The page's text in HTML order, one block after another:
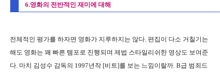
6.영화의 전반적인 재미에 대해
전체적인 평가를 하자면 영화가 지루하지는 않다. 편집이 다소 거칠기는
해도 영화는 꽤 빠른 템포로 진행되며 제법 스타일리쉬한 영상도 보여준
다. 마치 김성수 감독의 1997년작 [비트]를 보는 느낌이랄까. B급 범죄드